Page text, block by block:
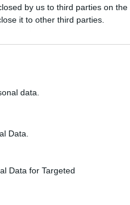
by us to third parties on the
it to other third parties.
data.
Data.
Data for Targeted
ημέρα